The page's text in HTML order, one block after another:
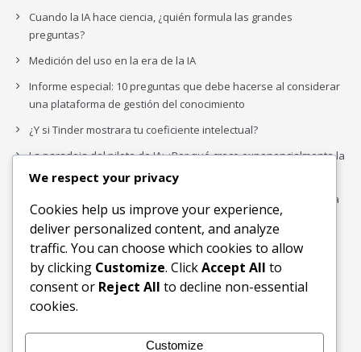
Cuando la IA hace ciencia, ¿quién formula las grandes
preguntas?
Medición del uso en la era de la IA
Informe especial: 10 preguntas que debe hacerse al considerar
una plataforma de gestión del conocimiento
¿Y si Tinder mostrara tu coeficiente intelectual?
La paradoja del piloto de IA: ¿Por qué crece exponencialmente la
complejidad de la IA empresarial?
Los organigramas de marketing se crearon para los canales. La
IA acaba de dejarlos obsoletos.
Buscar
Buscar
We respect your privacy
Cookies help us improve your experience,
deliver personalized content, and analyze
traffic. You can choose which cookies to allow
by clicking Customize. ClickAccept All to
consent or Reject All to decline non-essential
cookies.
Customize